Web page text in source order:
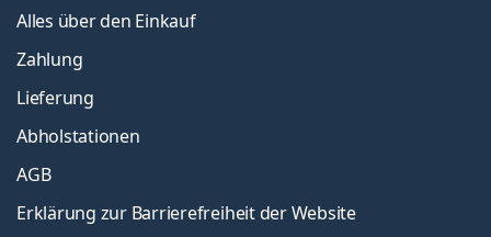
Alles über den Einkauf
Zahlung
Lieferung
Abholstationen
AGB
Erklärung zur Barrierefreiheit der Website